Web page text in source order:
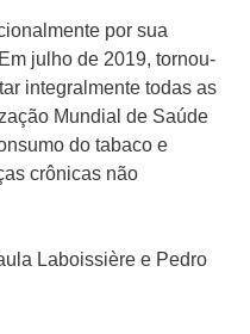
por sua
julho de 2019, tornou-
integralmente todas as
Mundial de Saúde
do tabaco e
crônicas não
Laboissière e Pedro